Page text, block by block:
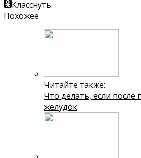
Класснуть
Похожее
Читайте также:
Что делать, если после
желудок